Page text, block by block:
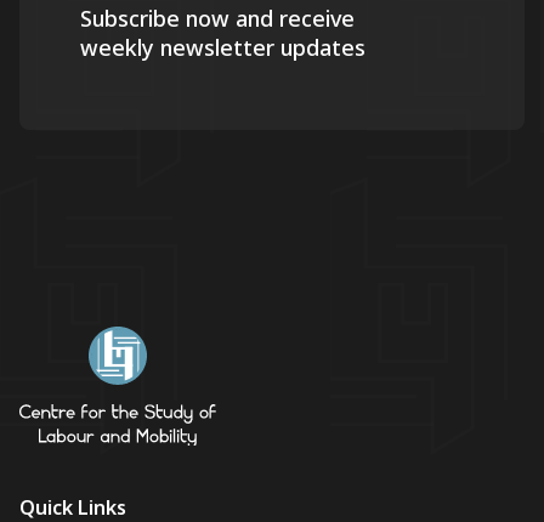
Subscribe now and receive
weekly newsletter updates
Quick Links